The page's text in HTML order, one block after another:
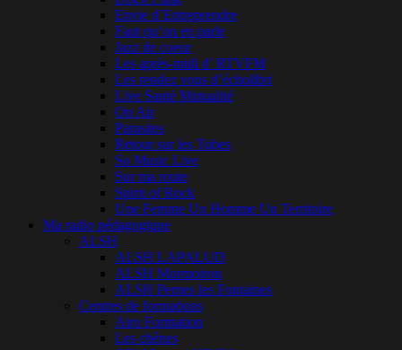
Envie d’Entreprendre
Faut qu’on en parle
Jazz de coeur
Les après-midi d’ RTVFM
Les rendez vous d’écholibri
Live Santé Mutualité
On Air
Parasites
Retour sur les Tubes
So Music Live
Sur ma route
Spirit of Rock
Une Femme Un Homme Un Territoire
Ma radio pédagogique
ALSH
ALSH LAPALUD
ALSH Mormoiron
ALSH Pernes les Fontaines
Centres de formations
Airo Formation
Les chênes